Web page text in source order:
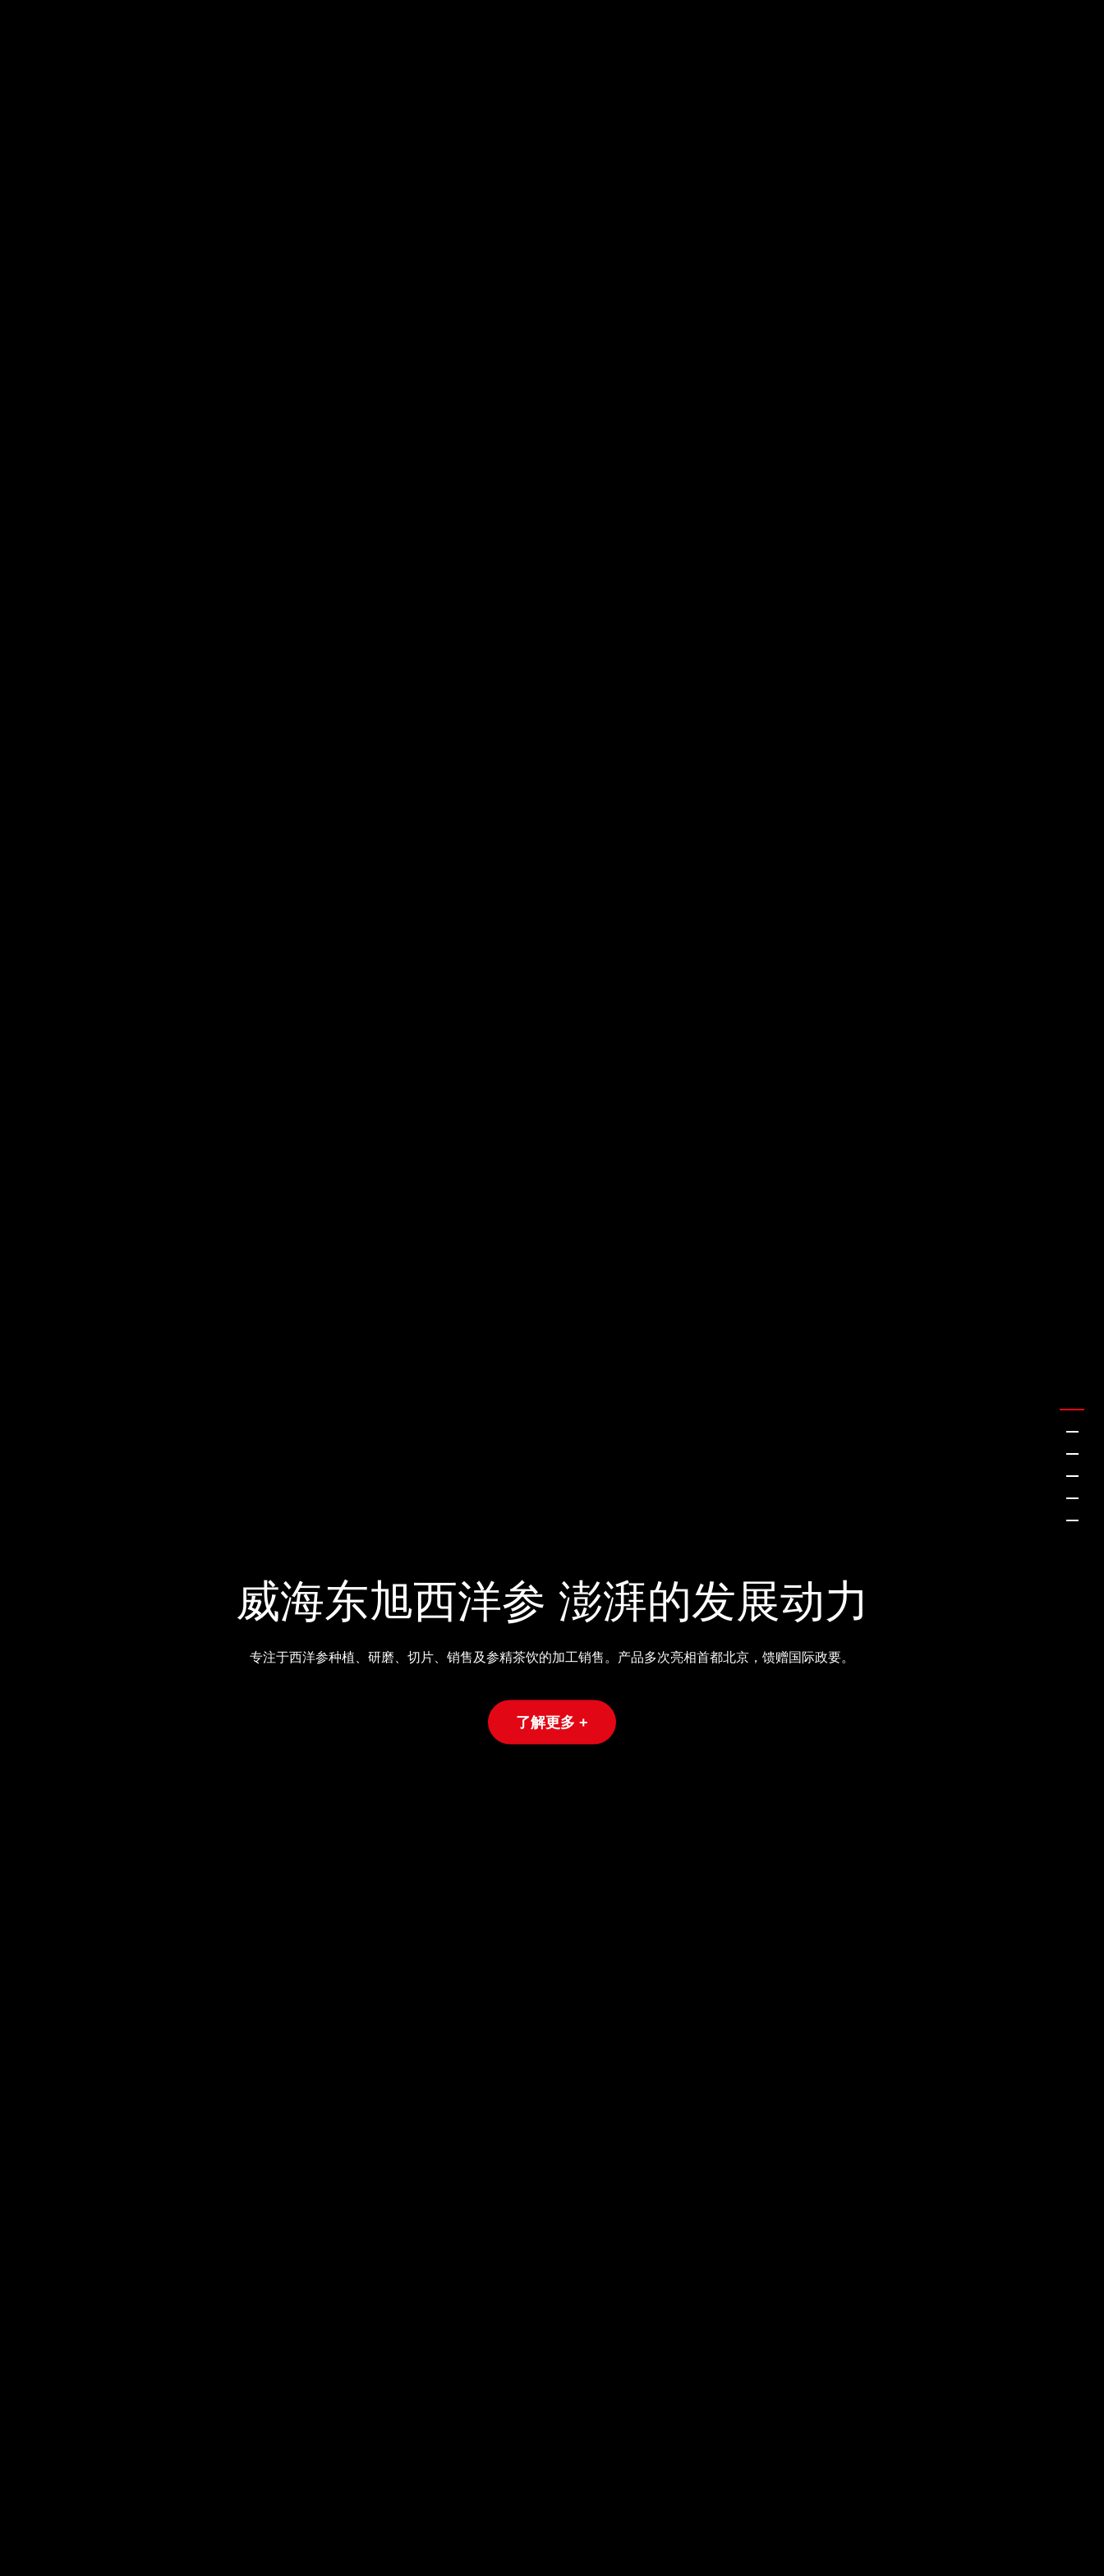
威海东旭西洋参 澎湃的发展动力
专注于西洋参种植、研磨、切片、销售及参精茶饮的加工销售。产品多次亮相首都北京，馈赠国际政要。
了解更多 +